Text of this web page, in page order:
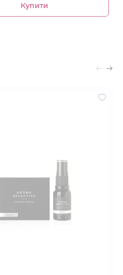
Купити